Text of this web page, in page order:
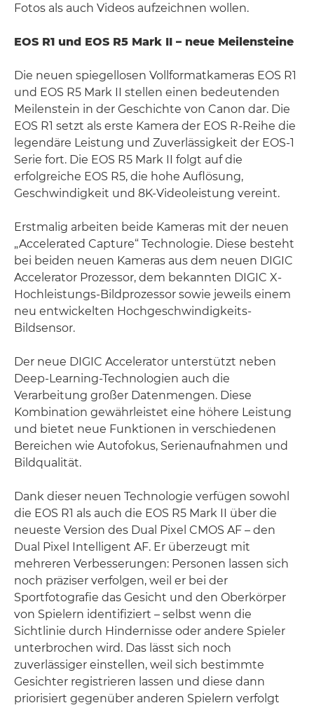
Fotos als auch Videos aufzeichnen wollen.
EOS R1 und EOS R5 Mark II – neue Meilensteine
Die neuen spiegellosen Vollformatkameras EOS R1
und EOS R5 Mark II stellen einen bedeutenden
Meilenstein in der Geschichte von Canon dar. Die
EOS R1 setzt als erste Kamera der EOS R-Reihe die
legendäre Leistung und Zuverlässigkeit der EOS-1
Serie fort. Die EOS R5 Mark II folgt auf die
erfolgreiche EOS R5, die hohe Auflösung,
Geschwindigkeit und 8K-Videoleistung vereint.
Erstmalig arbeiten beide Kameras mit der neuen
„Accelerated Capture“ Technologie. Diese besteht
bei beiden neuen Kameras aus dem neuen DIGIC
Accelerator Prozessor, dem bekannten DIGIC X-
Hochleistungs-Bildprozessor sowie jeweils einem
neu entwickelten Hochgeschwindigkeits-
Bildsensor.
Der neue DIGIC Accelerator unterstützt neben
Deep-Learning-Technologien auch die
Verarbeitung großer Datenmengen. Diese
Kombination gewährleistet eine höhere Leistung
und bietet neue Funktionen in verschiedenen
Bereichen wie Autofokus, Serienaufnahmen und
Bildqualität.
Dank dieser neuen Technologie verfügen sowohl
die EOS R1 als auch die EOS R5 Mark II über die
neueste Version des Dual Pixel CMOS AF – den
Dual Pixel Intelligent AF. Er überzeugt mit
mehreren Verbesserungen: Personen lassen sich
noch präziser verfolgen, weil er bei der
Sportfotografie das Gesicht und den Oberkörper
von Spielern identifiziert – selbst wenn die
Sichtlinie durch Hindernisse oder andere Spieler
unterbrochen wird. Das lässt sich noch
zuverlässiger einstellen, weil sich bestimmte
Gesichter registrieren lassen und diese dann
priorisiert gegenüber anderen Spielern verfolgt